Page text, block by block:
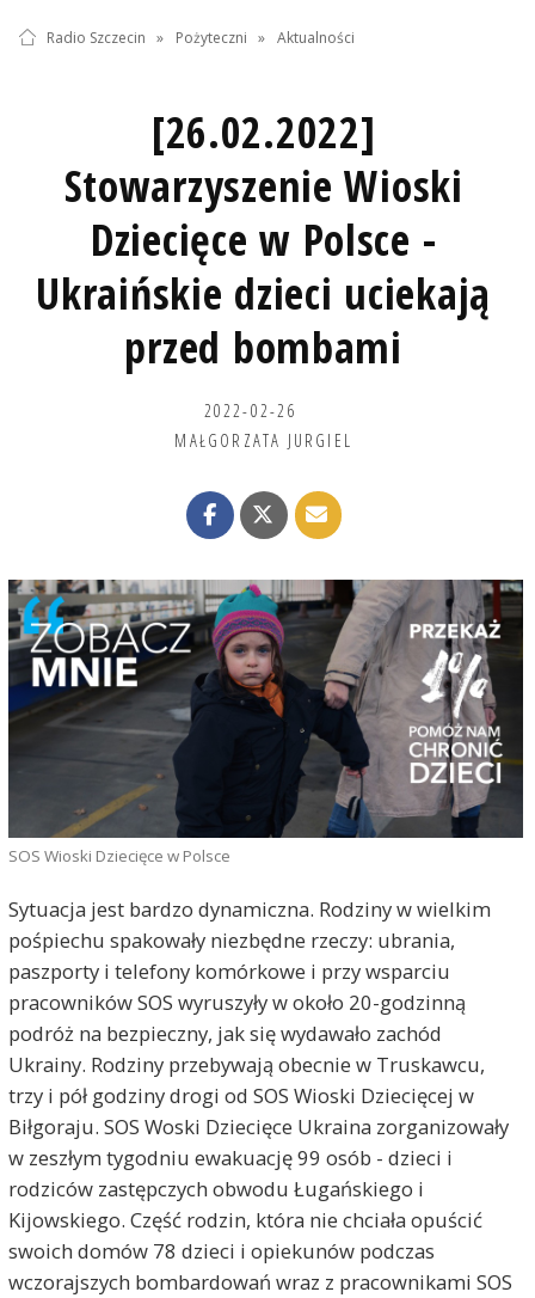
Radio Szczecin » Pożyteczni » Aktualności
[26.02.2022]
Stowarzyszenie Wioski
Dziecięce w Polsce -
Ukraińskie dzieci uciekają
przed bombami
2022-02-26
MAŁGORZATA JURGIEL
SOS Wioski Dziecięce w Polsce
Sytuacja jest bardzo dynamiczna. Rodziny w wielkim
pośpiechu spakowały niezbędne rzeczy: ubrania,
paszporty i telefony komórkowe i przy wsparciu
pracowników SOS wyruszyły w około 20-godzinną
podróż na bezpieczny, jak się wydawało zachód
Ukrainy. Rodziny przebywają obecnie w Truskawcu,
trzy i pół godziny drogi od SOS Wioski Dziecięcej w
Biłgoraju. SOS Woski Dziecięce Ukraina zorganizowały
w zeszłym tygodniu ewakuację 99 osób - dzieci i
rodziców zastępczych obwodu Ługańskiego i
Kijowskiego. Część rodzin, która nie chciała opuścić
swoich domów 78 dzieci i opiekunów podczas
wczorajszych bombardowań wraz z pracownikami SOS